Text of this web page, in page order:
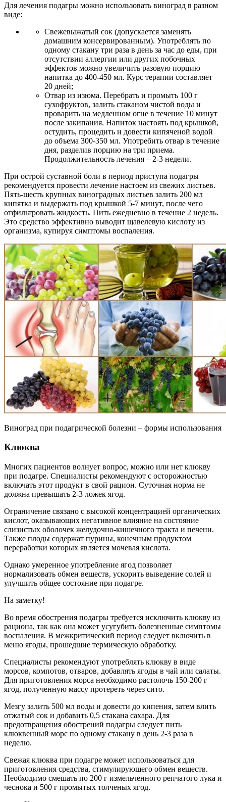
Для лечения подагры можно использовать виноград в разном
виде:
Свежевыжатый сок (допускается заменять
домашним консервированным). Употреблять по
одному стакану три раза в день за час до еды, при
отсутствии аллергии или других побочных
эффектов можно увеличить разовую порцию
напитка до 400-450 мл. Курс терапии составляет
20 дней;
Отвар из изюма. Перебрать и промыть 100 г
сухофруктов, залить стаканом чистой воды и
проварить на медленном огне в течение 10 минут
после закипания. Напиток настоять под крышкой,
остудить, процедить и довести кипяченой водой
до объема 300-350 мл. Употребить отвар в течение
дня, разделив порцию на три приема.
Продолжительность лечения – 2-3 недели.
При острой суставной боли в период приступа подагры
рекомендуется провести лечение настоем из свежих листьев.
Пять-шесть крупных виноградных листьев залить 200 мл
кипятка и выдержать под крышкой 5-7 минут, после чего
отфильтровать жидкость. Пить ежедневно в течение 2 недель.
Это средство эффективно выводит щавелевую кислоту из
организма, купируя симптомы воспаления.
Виноград при подагрической болезни – формы использования
Клюква
Многих пациентов волнует вопрос, можно или нет клюкву
при подагре. Специалисты рекомендуют с осторожностью
включать этот продукт в свой рацион. Суточная норма не
должна превышать 2-3 ложек ягод.
Ограничение связано с высокой концентрацией органических
кислот, оказывающих негативное влияние на состояние
слизистых оболочек желудочно-кишечного тракта и печени.
Также плоды содержат пурины, конечным продуктом
переработки которых является мочевая кислота.
Однако умеренное употребление ягод позволяет
нормализовать обмен веществ, ускорить выведение солей и
улучшить общее состояние при подагре.
На заметку!
Во время обострения подагры требуется исключить клюкву из
рациона, так как она может усугубить болезненные симптомы
воспаления. В межкритический период следует включить в
меню ягоды, прошедшие термическую обработку.
Специалисты рекомендуют употреблять клюкву в виде
морсов, компотов, отваров, добавлять ягоды в чай или салаты.
Для приготовления морса необходимо растолочь 150-200 г
ягод, полученную массу протереть через сито.
Мезгу залить 500 мл воды и довести до кипения, затем влить
отжатый сок и добавить 0,5 стакана сахара. Для
предотвращения обострений подагры следует пить
клюквенный морс по одному стакану в день 2-3 раза в
неделю.
Свежая клюква при подагре может использоваться для
приготовления средства, стимулирующего обмен веществ.
Необходимо смешать по 200 г измельченного репчатого лука и
чеснока и 500 г промытых толченых ягод.